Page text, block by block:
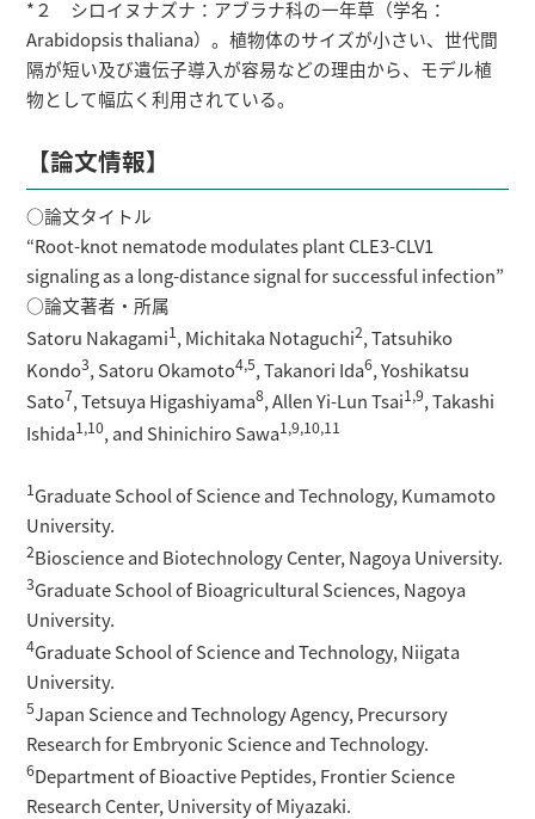
*２ シロイヌナズナ：アブラナ科の一年草（学名：
Arabidopsis thaliana）。植物体のサイズが小さい、世代間
隔が短い及び遺伝子導入が容易などの理由から、モデル植
物として幅広く利用されている。
【論文情報】
○論文タイトル
“Root-knot nematode modulates plant CLE3-CLV1
signaling as a long-distance signal for successful infection”
○論文著者・所属
Satoru Nakagami1, Michitaka Notaguchi2, Tatsuhiko
Kondo3, Satoru Okamoto4,5, Takanori Ida6, Yoshikatsu
Sato7, Tetsuya Higashiyama8, Allen Yi-Lun Tsai1,9, Takashi
Ishida1,10, and Shinichiro Sawa1,9,10,11
1Graduate School of Science and Technology, Kumamoto
University.
2Bioscience and Biotechnology Center, Nagoya University.
3Graduate School of Bioagricultural Sciences, Nagoya
University.
4Graduate School of Science and Technology, Niigata
University.
5Japan Science and Technology Agency, Precursory
Research for Embryonic Science and Technology.
6Department of Bioactive Peptides, Frontier Science
Research Center, University of Miyazaki.